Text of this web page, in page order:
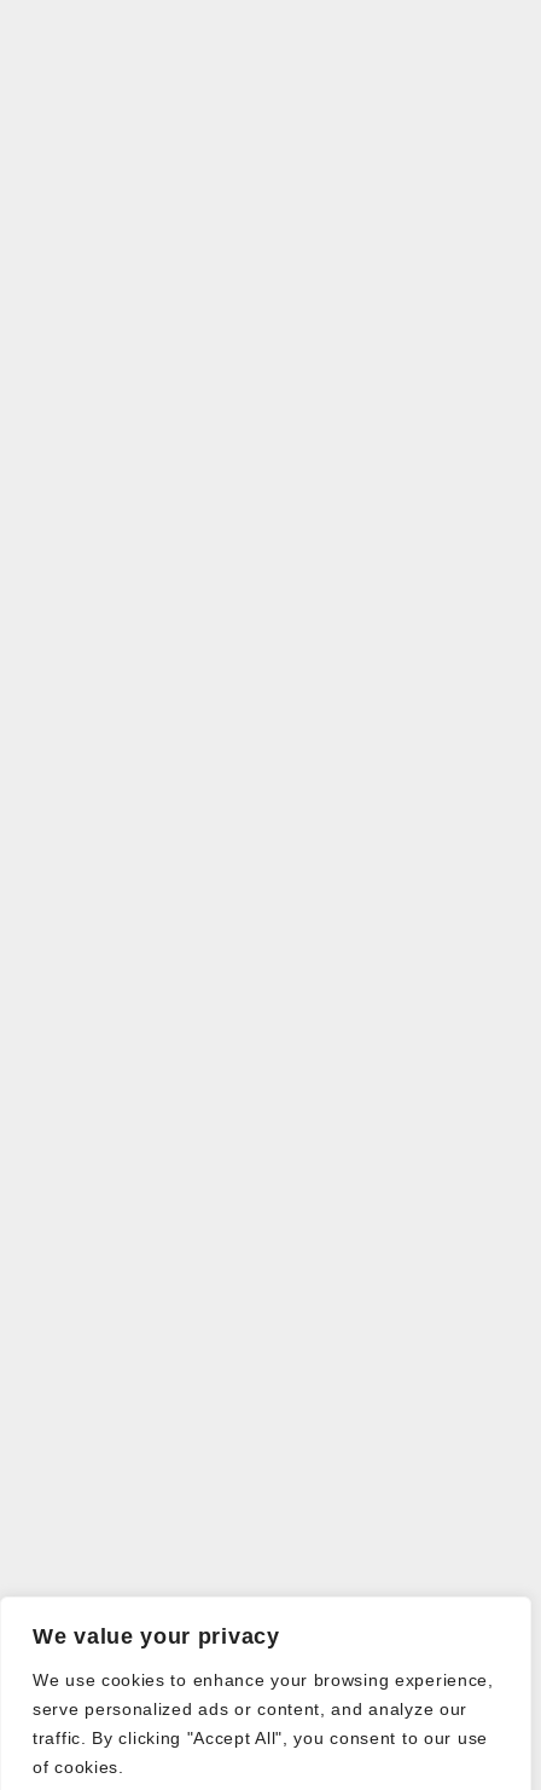
We value your privacy
We use cookies to enhance your browsing experience,
serve personalized ads or content, and analyze our
traffic. By clicking "Accept All", you consent to our use
of cookies.